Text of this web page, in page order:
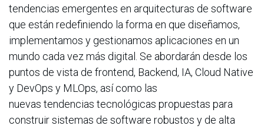
tendencias emergentes en arquitecturas de software
que están redefiniendo la forma en que diseñamos,
implementamos y gestionamos aplicaciones en un
mundo cada vez más digital. Se abordarán desde los
puntos de vista de frontend, Backend, IA, Cloud Native
y DevOps y MLOps, así como las
nuevas tendencias tecnológicas propuestas para
construir sistemas de software robustos y de alta